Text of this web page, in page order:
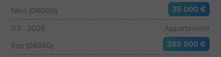
Nice (06000)
35 000 €
03 - 2026
Appartement
Eze (06360)
285 000 €